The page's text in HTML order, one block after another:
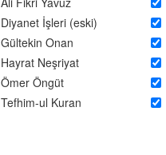
Diyanet İşleri (eski)
Gültekin Onan
Hayrat Neşriyat
Ömer Öngüt
Tefhim-ul Kuran